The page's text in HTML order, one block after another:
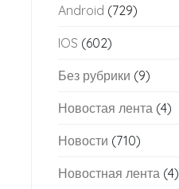
Android (729)
IOS (602)
Без рубрики (9)
Новостая лента (4)
Новости (710)
Новостная лента (4)